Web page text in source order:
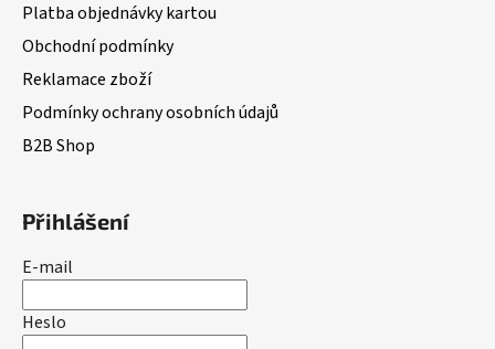
Platba objednávky kartou
Obchodní podmínky
Reklamace zboží
Podmínky ochrany osobních údajů
B2B Shop
Přihlášení
E-mail
Heslo